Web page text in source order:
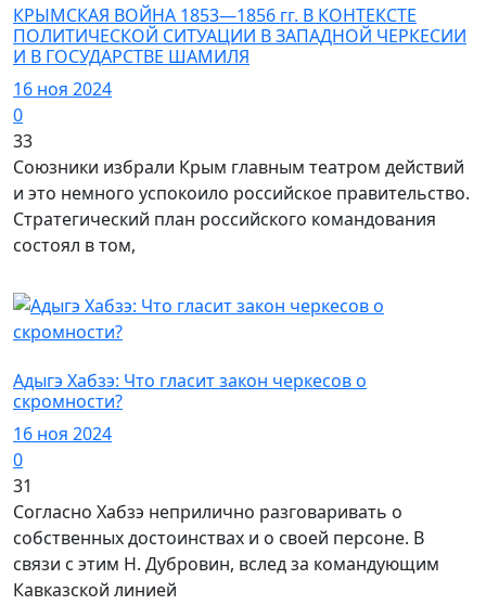
КРЫМСКАЯ ВОЙНА 1853—1856 гг. В КОНТЕКСТЕ
ПОЛИТИЧЕСКОЙ СИТУАЦИИ В ЗАПАДНОЙ ЧЕРКЕСИИ
И В ГОСУДАРСТВЕ ШАМИЛЯ
16 ноя 2024
0
33
Союзники избрали Крым главным театром действий
и это немного успокоило российское правительство.
Стратегический план российского командования
состо­ял в том,
Адыгэ Хабзэ: Что гласит закон черкесов о
скромности?
16 ноя 2024
0
31
Согласно Хабзэ неприлично разговаривать о
собственных достоинствах и о своей персоне. В
связи с этим Н. Дубровин, вслед за командующим
Кавказской линией